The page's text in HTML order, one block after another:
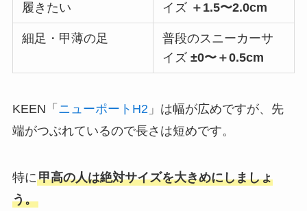
履きたい
イズ ＋1.5〜2.0cm
細足・甲薄の足
普段のスニーカーサ
イズ±0〜＋0.5cm
KEEN「 ニューポートH2」は幅が広めですが、先
端がつぶれているので長さは短めです。
特に甲高の人は絶対サイズを大きめにしましょ
う。